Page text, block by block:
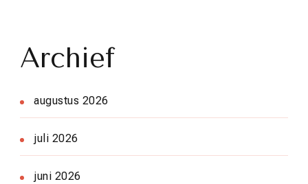
Archief
augustus 2026
juli 2026
juni 2026